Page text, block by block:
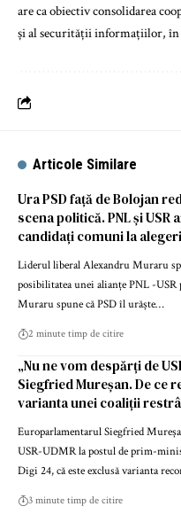
are ca obiectiv consolidarea
și al securității informațiilor,
Articole Similare
Ura PSD față de Bolojan
scena politică. PNL și USR
candidați comuni la alegeri
Liderul liberal Alexandru Muraru
posibilitatea unei alianțe PNL -USR
Muraru spune că PSD îl urăște…
2 minute timp de citire
„Nu ne vom despărți de
Siegfried Mureșan. De ce
varianta unei coaliții
Europarlamentarul Siegfried
USR-UDMR la postul de prim-
Digi 24, că este exclusă varianta
3 minute timp de citire